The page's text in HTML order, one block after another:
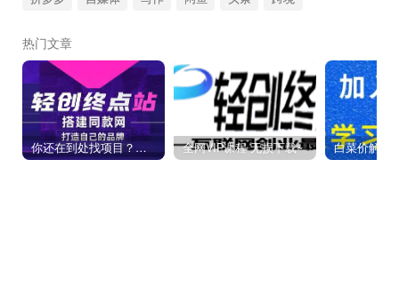
热门文章
你还在到处找项目？还在当韭菜？我靠卖项目一个月收入5万+，曾经我也是个失败者。 全网VIP课程 无损下载~